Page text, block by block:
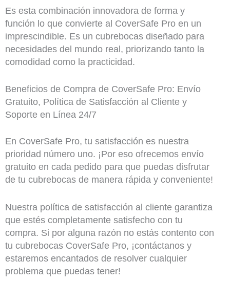
Es esta combinación innovadora de forma y
función lo que convierte al CoverSafe Pro en un
imprescindible. Es un cubrebocas diseñado para
necesidades del mundo real, priorizando tanto la
comodidad como la practicidad.
Beneficios de Compra de CoverSafe Pro: Envío
Gratuito, Política de Satisfacción al Cliente y
Soporte en Línea 24/7
En CoverSafe Pro, tu satisfacción es nuestra
prioridad número uno. ¡Por eso ofrecemos envío
gratuito en cada pedido para que puedas disfrutar
de tu cubrebocas de manera rápida y conveniente!
Nuestra política de satisfacción al cliente garantiza
que estés completamente satisfecho con tu
compra. Si por alguna razón no estás contento con
tu cubrebocas CoverSafe Pro, ¡contáctanos y
estaremos encantados de resolver cualquier
problema que puedas tener!